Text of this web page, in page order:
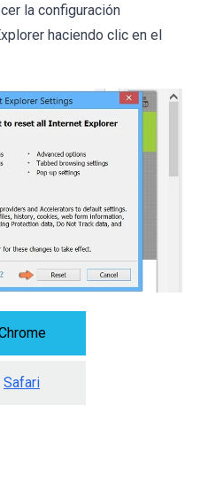
la configuración
haciendo clic en el
Safari